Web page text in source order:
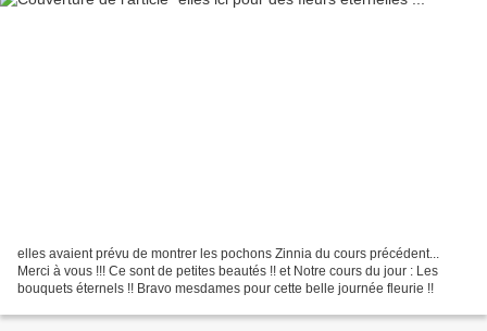
elles avaient prévu de montrer les pochons Zinnia du cours précédent...
Merci à vous !!! Ce sont de petites beautés !! et Notre cours du jour : Les
bouquets éternels !! Bravo mesdames pour cette belle journée fleurie !!